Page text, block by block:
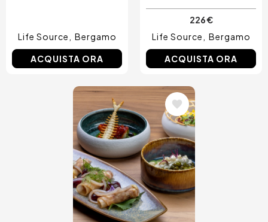
Life Source Bergamo
ACQUISTA ORA
226 €
Life Source
Bergamo
ACQUISTA ORA
Immagine